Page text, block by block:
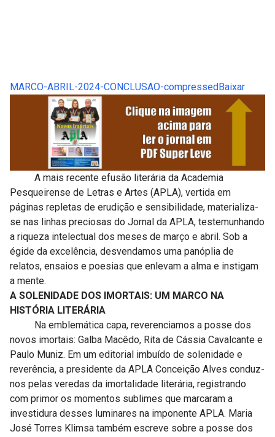
MARCO-ABRIL-2024-CONCLUSAO-compressed Baixar
A mais recente efusão literária da Academia
Pesqueirense de Letras e Artes (APLA), vertida em
páginas repletas de erudição e sensibilidade, materializa-
se nas linhas preciosas do Jornal da APLA, testemunhando
a riqueza intelectual dos meses de março e abril. Sob a
égide da excelência, desvendamos uma panóplia de
relatos, ensaios e poesias que enlevam a alma e instigam
a mente.
A SOLENIDADE DOS IMORTAIS: UM MARCO NA
HISTÓRIA LITERÁRIA
Na emblemática capa, reverenciamos a posse dos
novos imortais: Galba Macêdo, Rita de Cássia Cavalcante e
Paulo Muniz. Em um editorial imbuído de solenidade e
reverência, a presidente da APLA Conceição Alves conduz-
nos pelas veredas da imortalidade literária, registrando
com primor os momentos sublimes que marcaram a
investidura desses luminares na imponente APLA. Maria
José Torres Klimsa também escreve sobre a posse dos